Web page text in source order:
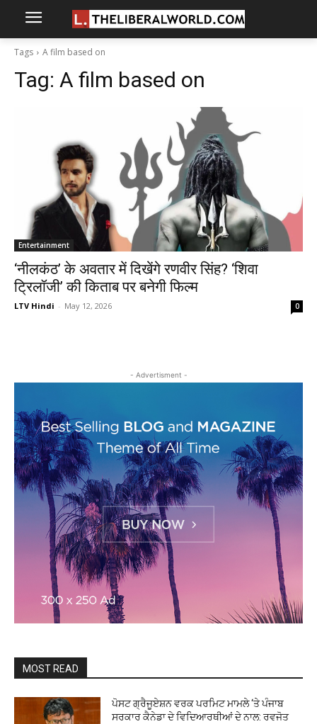
Tags A film based on
Tag: A film based on
Entertainment
‘नीलकंठ’ के अवतार में दिखेंगे रणवीर सिंह? ‘शिवा
ट्रिलॉजी’ की किताब पर बनेगी फिल्म
LTV Hindi - May 12, 2026 0
- Advertisment -
MOST READ
ਪੋਸਟ ਗ੍ਰੈਜੂਏਸ਼ਨ ਵਰਕ ਪਰਮਿਟ ਮਾਮਲੇ ‘ਤੇ ਪੰਜਾਬ
ਸਰਕਾਰ ਕੈਨੇਡਾ ਦੇ ਵਿਦਿਆਰਥੀਆਂ ਦੇ ਨਾਲ: ਰਵਜੋਤ